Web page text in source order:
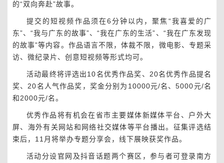
的“双向奔赴”故事。
提交的短视频作品须在6分钟以内，聚焦“我喜爱的广
东”、“我与广东的故事”、“我在广东的生活”、“我在广东发现
的故事”等内容。作品语言不限，体裁不限，微电影、专题采
访、微纪录片、创意短视频等形式均可。
活动最终将评选出10名优秀作品奖、20名优秀作品提名
奖、20名人气作品奖，奖金分别为10000元/名、5000元/名
和2000元/名。
优秀作品将有机会在省市主要媒体新媒体平台、户外大
屏、海外有关网站和网络社交媒体等平台播出。征集评选结
束后，11月将举办专题分享会，线下展映获奖作品。
活动分设官网及抖音话题两个赛区，参与者可登录南方